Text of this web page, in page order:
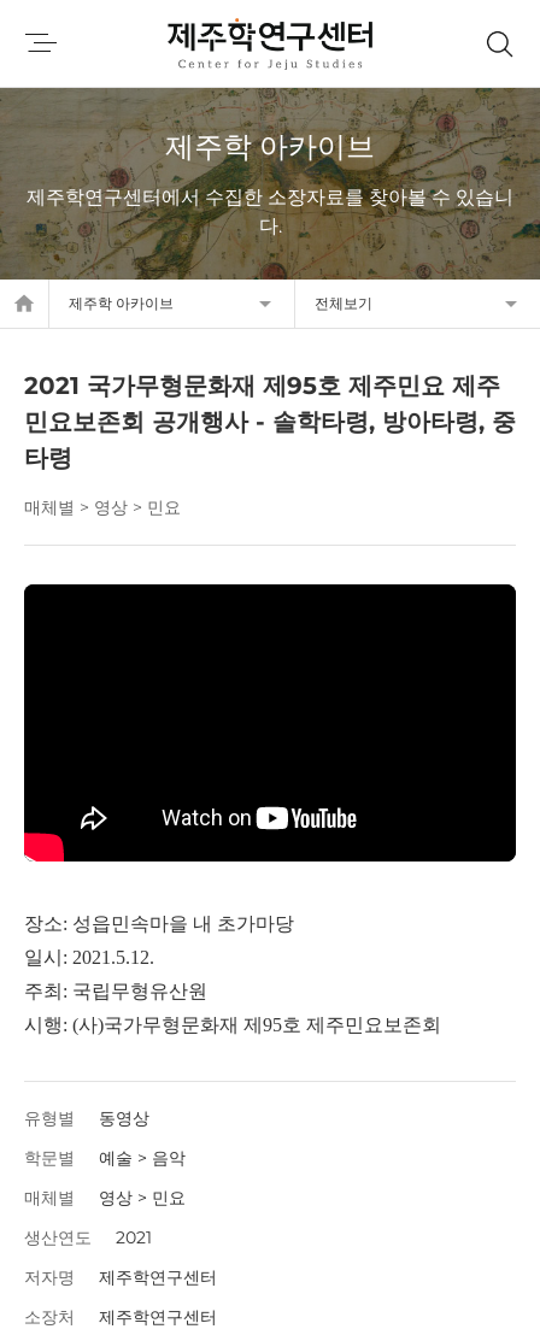
제주학 아카이브
제주학연구센터에서 수집한 소장자료를 찾아볼 수 있습니
다.
home 제주학 아카이브 전체보기
2021 국가무형문화재 제95호 제주민요 제주
민요보존회 공개행사 - 솔학타령, 방아타령, 중
타령
매체별 > 영상 > 민요
장소: 성읍민속마을 내 초가마당
일시: 2021.5.12.
주최: 국립무형유산원
시행: (사)국가무형문화재 제95호 제주민요보존회
유형별
동영상
학문별
예술 > 음악
매체별
영상 > 민요
생산연도
2021
저자명
제주학연구센터
소장처
제주학연구센터